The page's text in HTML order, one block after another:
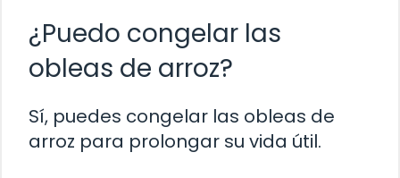
¿Puedo congelar las
obleas de arroz?
Sí, puedes congelar las obleas de
arroz para prolongar su vida útil.